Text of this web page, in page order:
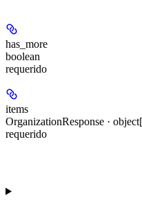
has_more
boolean
requerido
items
OrganizationResponse ·
requerido